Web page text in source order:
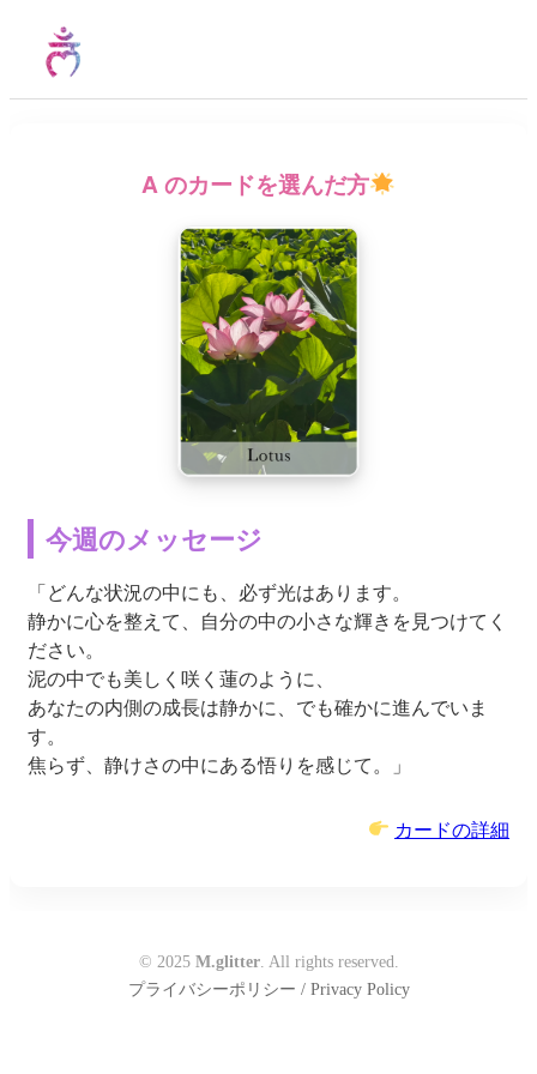
Aのカードを選んだ方
今週のメッセージ
「どんな状況の中にも、必ず光はあります。
静かに心を整えて、自分の中の小さな輝きを見つけてく
ださい。
泥の中でも美しく咲く蓮のように、
あなたの内側の成長は静かに、でも確かに進んでいま
す。
焦らず、静けさの中にある悟りを感じて。」
カードの詳細
© 2025 M.glitter. All rights reserved.
プライバシーポリシー / Privacy Policy